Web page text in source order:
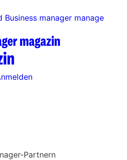
Business manager manage
Partnern